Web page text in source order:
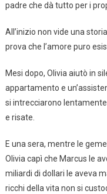
padre che dà tutto per i
All’inizio non vide una
prova che l’amore puro
Mesi dopo, Olivia aiutò in
appartamento e
si intrecciarono
e risate.
E una sera, mentre le
Olivia capì che Marcus le
miliardi di dollari le aveva
ricchi della vita non si